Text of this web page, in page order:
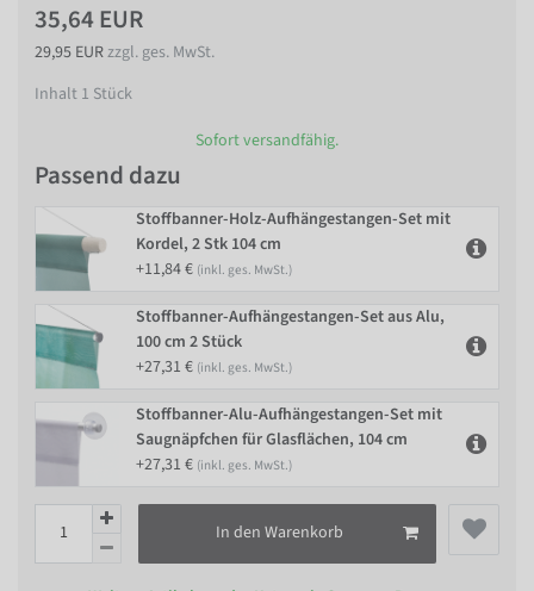
35,64 EUR
29,95 EURzzgl. ges. MwSt.
Inhalt 1 Stück
Sofort versandfähig.
Passend dazu
Stoffbanner-Holz-Aufhängestangen-Set mit
Kordel, 2 Stk 104 cm
+11,84 € (inkl. ges. MwSt.)
Stoffbanner-Aufhängestangen-Set aus Alu,
100 cm 2 Stück
+27,31 € (inkl. ges. MwSt.)
Stoffbanner-Alu-Aufhängestangen-Set mit
Saugnäpfchen für Glasflächen, 104 cm
+27,31 € (inkl. ges. MwSt.)
In den Warenkorb